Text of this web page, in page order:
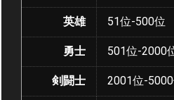
英雄 51位-500位
勇士 501位-2000
剣闘士 2001位-